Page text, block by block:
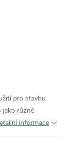
pro stavbu
jako různé
informace